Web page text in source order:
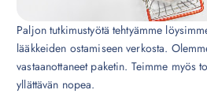
Paljon tutkimustyötä tehtyämme
lääkkeiden ostamiseen verkosta.
vastaanottaneet paketin. Teimme myös
yllättävän nopea.